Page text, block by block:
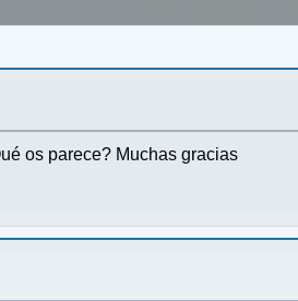
os parece? Muchas gracias